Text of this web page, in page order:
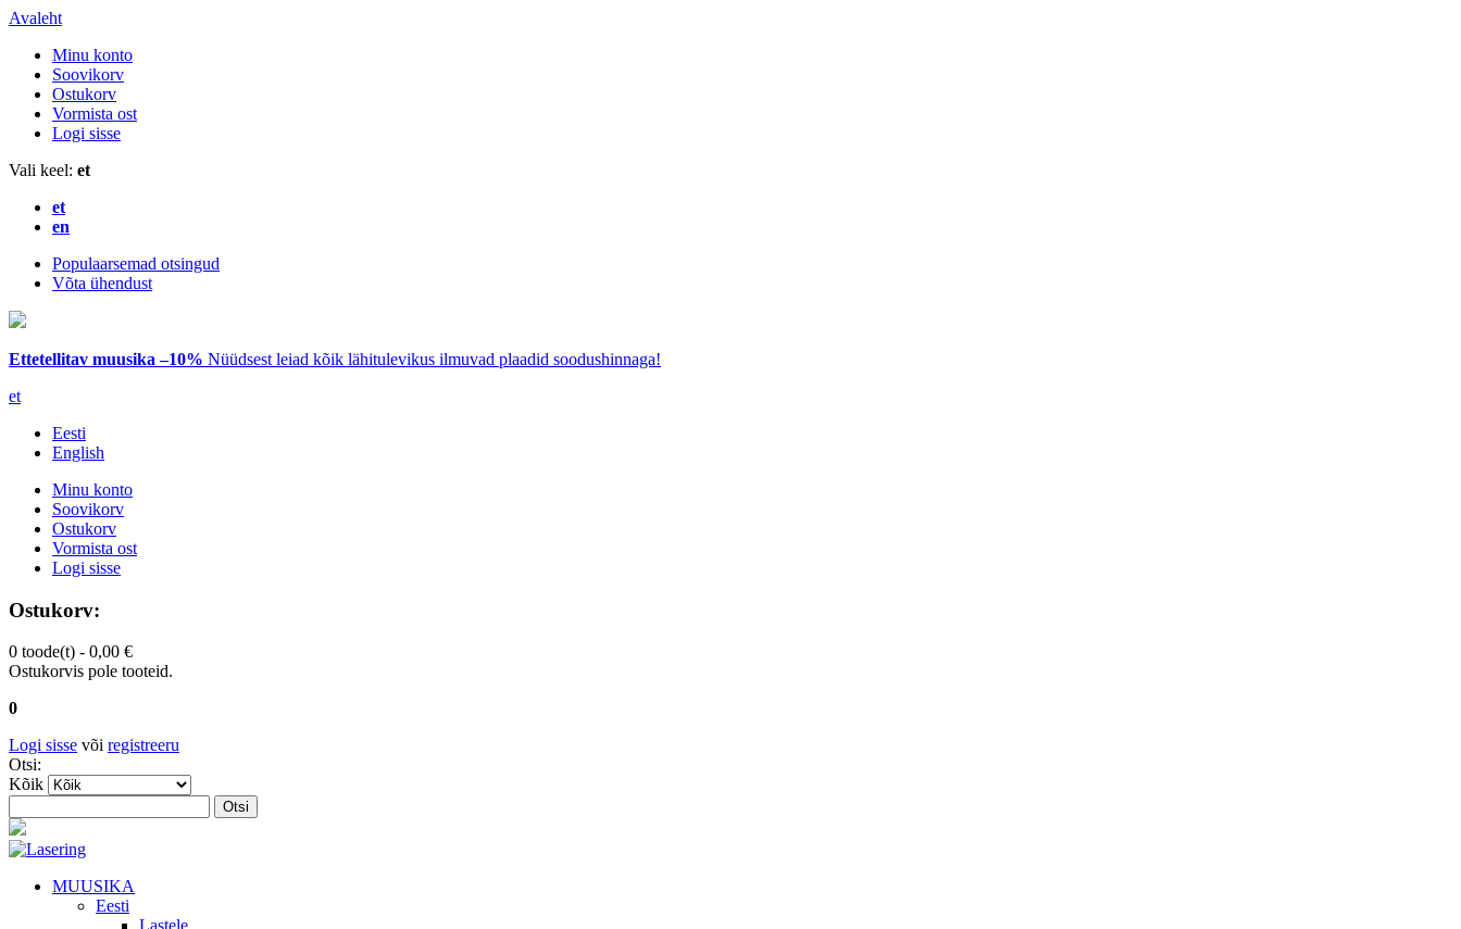
Avaleht
Minu konto
Soovikorv
Ostukorv
Vormista ost
Logi sisse
Vali keel: et
et
en
Populaarsemad otsingud
Võta ühendust
Ettetellitav muusika –10% Nüüdsest leiad kõik lähitulevikus ilmuvad plaadid soodushinnaga!
et
Eesti
English
Minu konto
Soovikorv
Ostukorv
Vormista ost
Logi sisse
Ostukorv:
0 toode(t) - 0,00 €
Ostukorvis pole tooteid.
0
Logi sisse või registreeru
Otsi:
Kõik
Otsi
MUUSIKA
Eesti